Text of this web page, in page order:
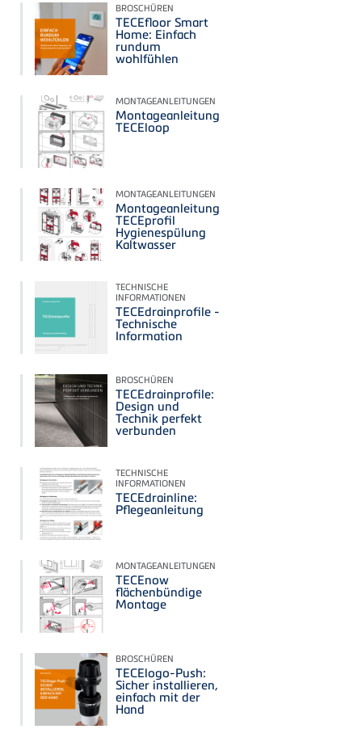
BROSCHÜREN
TECEfloor Smart
Home: Einfach
rundum
wohlfühlen
MONTAGEANLEITUNGEN
Montageanleitung
TECEloop
MONTAGEANLEITUNGEN
Montageanleitung
TECEprofil
Hygienespülung
Kaltwasser
TECHNISCHE
INFORMATIONEN
TECEdrainprofile -
Technische
Information
BROSCHÜREN
TECEdrainprofile:
Design und
Technik perfekt
verbunden
TECHNISCHE
INFORMATIONEN
TECEdrainline:
Pflegeanleitung
MONTAGEANLEITUNGEN
TECEnow
flächenbündige
Montage
BROSCHÜREN
TECElogo-Push:
Sicher installieren,
einfach mit der
Hand